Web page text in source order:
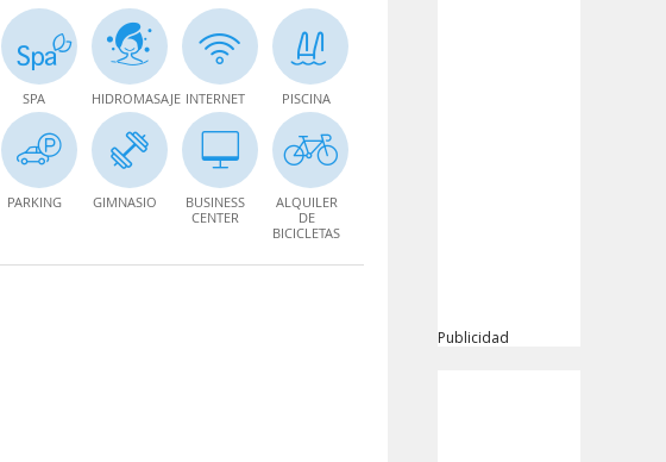
SPA HIDROMASAJE INTERNET PISCINA
PARKING GIMNASIO
BUSINESS
CENTER
ALQUILER
DE
BICICLETAS
Publicidad